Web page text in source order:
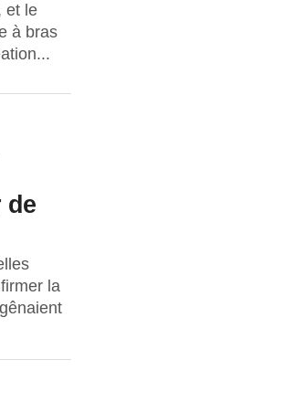
et le
à bras
de
la